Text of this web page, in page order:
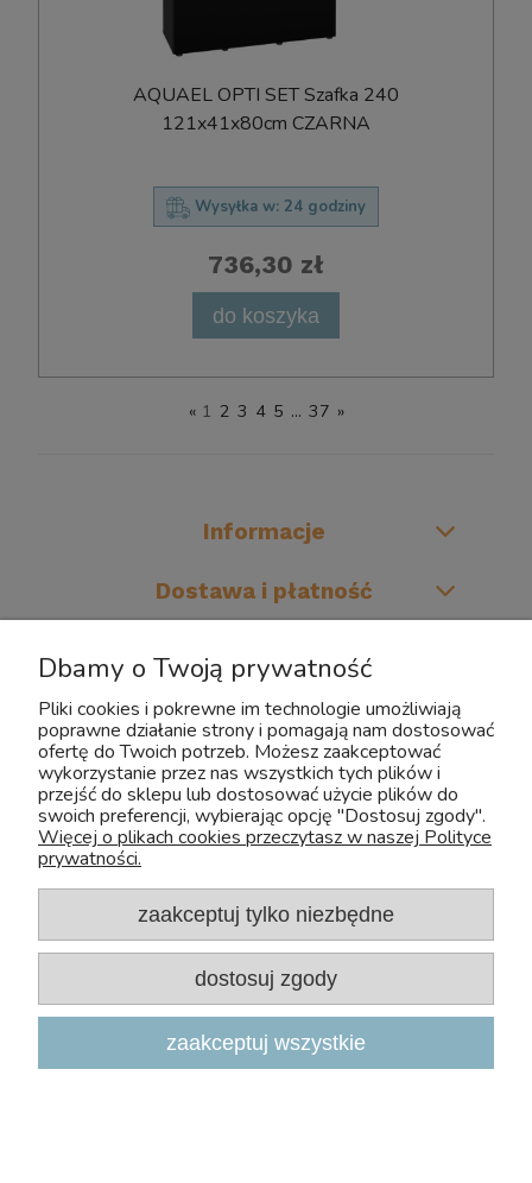
AQUAEL OPTI SET Szafka 240
121x41x80cm CZARNA
Wysyłka w: 24 godziny
736,30 zł
do koszyka
« 1 2 3 4 5 ... 37 »
Informacje
Dostawa i płatność
Moje konto
FAQ
Copyright 2026, Zoo-Aquos
Projekt i wdrożenie: INTLE|Sklep internetowy Shoper.pl
Dbamy o Twoją prywatność
Pliki cookies i pokrewne im technologie umożliwiają
poprawne działanie strony i pomagają nam dostosować
ofertę do Twoich potrzeb. Możesz zaakceptować
wykorzystanie przez nas wszystkich tych plików i
przejść do sklepu lub dostosować użycie plików do
swoich preferencji, wybierając opcję "Dostosuj zgody".
Więcej o plikach cookies przeczytasz w naszej Polityce
prywatności.
zaakceptuj tylko niezbędne
dostosuj zgody
zaakceptuj wszystkie